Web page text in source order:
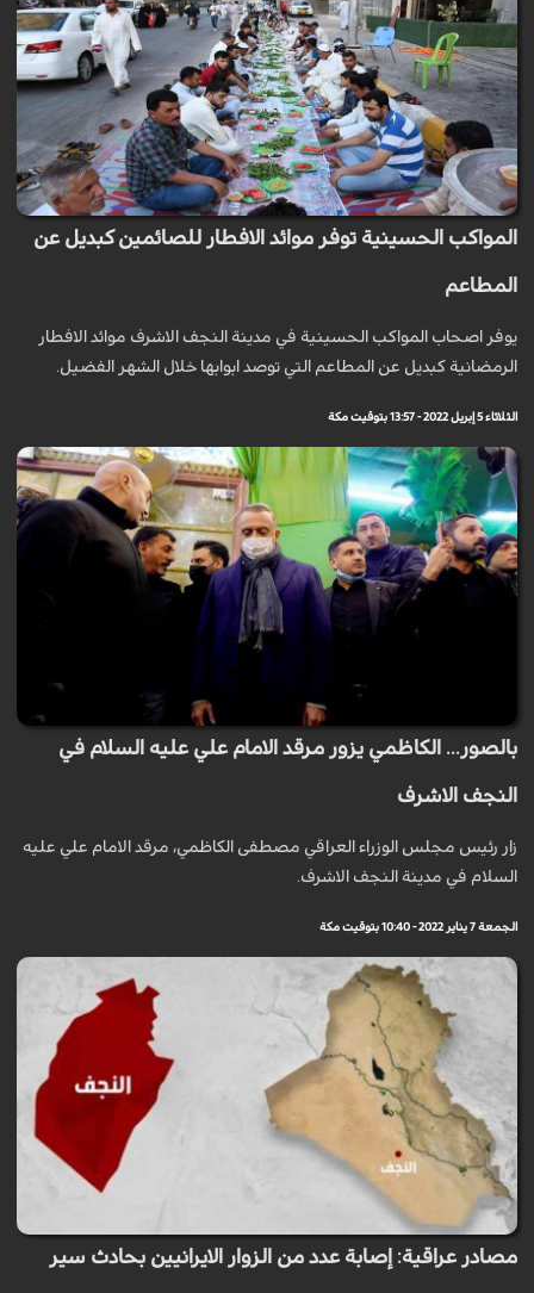
المواكب الحسينية توفر موائد الافطار للصائمين كبديل عن
المطاعم
يوفر اصحاب المواكب الحسينية في مدينة النجف الاشرف موائد الافطار
الرمضانية كبديل عن المطاعم التي توصد ابوابها خلال الشهر الفضيل.
الثلاثاء 5 إبريل 2022 - 13:57 بتوقيت مكة
بالصور... الكاظمي يزور مرقد الامام علي عليه السلام في
النجف الاشرف
زار رئيس مجلس الوزراء العراقي مصطفى الكاظمي، مرقد الامام علي عليه
السلام في مدينة النجف الاشرف.
الجمعة 7 يناير 2022 - 10:40 بتوقيت مكة
مصادر عراقية: إصابة عدد من الزوار الايرانيين بحادث سير